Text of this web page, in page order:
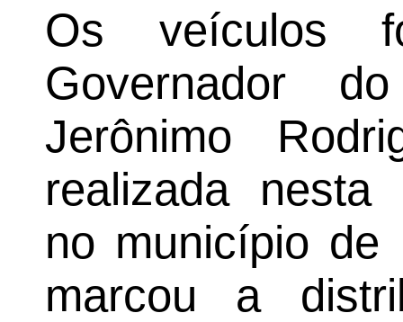
Os veículos
Governador
Jerônimo
realizada nesta
no município de
marcou a